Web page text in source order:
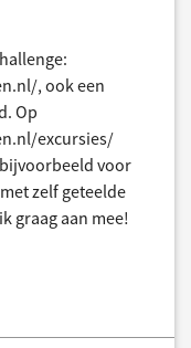
, ook een
Op
excursies/
voor
zelf geteelde
graag aan mee!